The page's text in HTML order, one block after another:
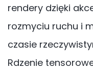
rendery dzięki
rozmyciu ruchu i
czasie
Rdzenie